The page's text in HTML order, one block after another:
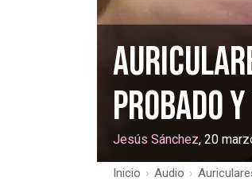
probado
Jesús Sánchez, 20
Inicio › Audio ›